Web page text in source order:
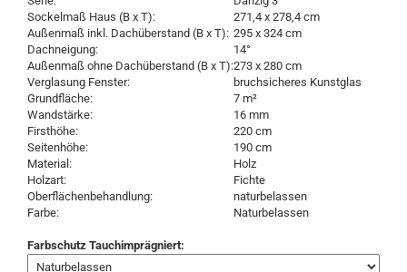
Sockelmaß Haus (B x T):
271,4 x 278,4 cm
Außenmaß inkl. Dachüberstand (B x T): 295 x 324 cm
Dachneigung:
14°
Außenmaß ohne Dachüberstand (B x T):273 x 280 cm
Verglasung Fenster:
bruchsicheres Kunstglas
Grundfläche:
7 m²
Wandstärke:
16 mm
Firsthöhe:
220 cm
Seitenhöhe:
190 cm
Material:
Holz
Holzart:
Fichte
Oberflächenbehandlung:
naturbelassen
Farbe:
Naturbelassen
Farbschutz Tauchimprägniert: